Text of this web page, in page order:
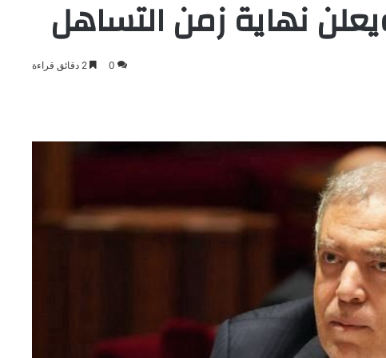
نهاية زمن التساهل
0